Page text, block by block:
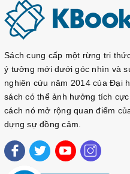
Sách cung cấp một rừng tri
ý tưởng mới dưới góc nhìn và
nghiên cứu năm 2014 của Đại
sách có thể ảnh hưởng tích
cách nó mở rộng quan điểm
dựng sự đồng cảm.